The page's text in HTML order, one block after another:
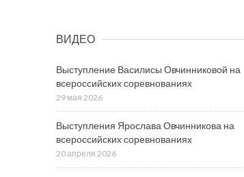
ВИДЕО
Выступление Василисы Овчинниковой на
всероссийских соревнованиях
29 мая 2026
Выступления Ярослава Овчинникова на
всероссийских соревнованиях
20 апреля 2026